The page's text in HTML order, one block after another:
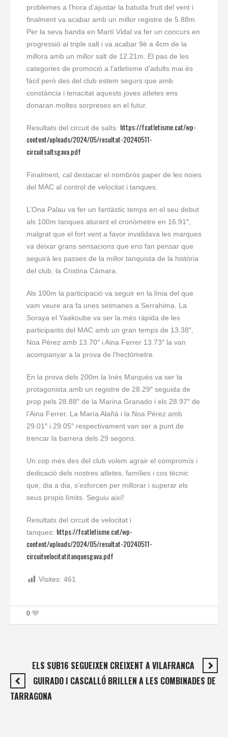
problemes a l’hora d’ajustar la batuda fruit del vent i
finalment va acabar amb un millor registre de 5.88m.
Per la seva banda en Martí Vidal va fer un concurs en
progressió al triple salt i va acabar 9è a 4cm de la
millora amb un millor salt de 12.21m. El pas de les
categories de promoció a l’atletisme d’adults mai és
fàcil però des del club estem segurs que amb
constància i tenacitat aquests joves atletes ens
donaran moltes sorpreses en el futur.
Resultats del circuit de salts: https://fcatletisme.cat/wp-
content/uploads/2024/05/resultat-20240511-
circuitsaltsgava.pdf
Finalment, cal destacar el nombrós paper de les noies
del MAC al control de velocitat i tanques.
L’Ona Palau va fer un fantàstic temps en el seu debut
als 100m tanques aturant el cronòmetre en 16.91″,
malgrat que el fort vent a favor invalidava les marques
va deixar grans sensacions que ens fan pensar que
seguirà les passes de la millor tanquista de la història
del club, la Cristina Cámara.
Als 100m la participació va seguir en la línia del que
vam veure ara fa unes setmanes a Serrahima. La
Soraya el Yaakoube va ser la més ràpida de les
participants del MAC amb un gran temps de 13.38″,
Noa Pérez amb 13.70″ i Aina Ferrer 13.73″ la van
acompanyar a la prova de l’hectòmetre.
En la prova dels 200m la Inés Marquès va ser la
protagonista amb un registre de 28.29″ seguida de
prop pels 28.88″ de la Marina Granado i els 28.97″ de
l’Aina Ferrer. La María Alañá i la Noa Pérez amb
29.01″ i 29.05″ respectivament van ser a punt de
trencar la barrera dels 29 segons.
Un cop més des del club volem agrair el compromís i
dedicació dels nostres atletes, famílies i cos tècnic
que, dia a dia, s’esforcen per millorar i superar els
seus propis límits. Seguiu així!
Resultats del circuit de velocitat i
tanques: https://fcatletisme.cat/wp-
content/uploads/2024/05/resultat-20240511-
circuitvelocitatitanquesgava.pdf
Visites: 461
0
ELS SUB16 SEGUEIXEN CREIXENT A VILAFRANCA
GUIRADO I CASCALLÓ BRILLEN A LES COMBINADES DE
TARRAGONA